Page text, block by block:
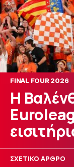
FINAL FOUR 2026
Η
ΣΧΕΤΙΚΟ ΑΡΘΡΟ